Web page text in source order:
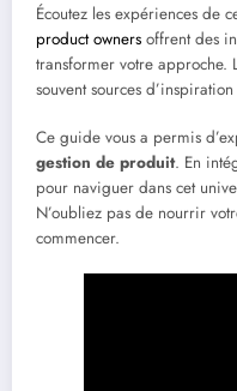
Écoutez les expériences de
product owners offrent des
transformer votre approche.
souvent sources
Ce guide vous a permis
gestion de produit. En
pour naviguer dans cet
N’oubliez pas de nourrir
commencer.